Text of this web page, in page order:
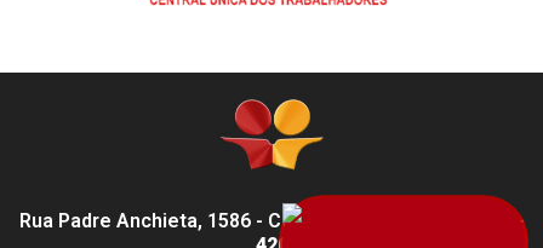
Rua Padre Anchieta, 1586 - Centro, Pelotas - RS,
96015-